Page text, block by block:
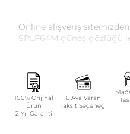
100% Orijinal
Ürün
2 Yıl Garanti
6 Aya Varan
Taksit Seçeneği
Online alışveriş sitemizden
SPLF64M güneş gözlüğü
Garanti kapsamı
işlemleriniz ise parça